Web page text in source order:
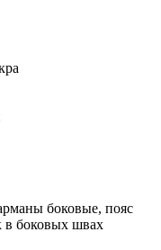
боковые, пояс
в боковых швах